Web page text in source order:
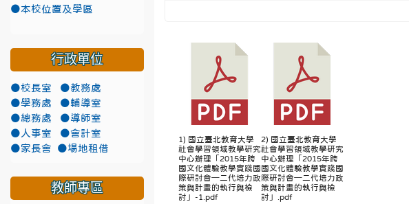
1) 國立臺北教育大學
社會學習領域教學研究
中心辦理「2015年跨
國文化體驗教學實踐國
際研討會─二代培力政
策與計畫的執行與檢
討」-1.pdf
2) 國立臺北教育大學
社會學習領域教學研究
中心辦理「2015年跨
國文化體驗教學實踐國
際研討會─二代培力政
策與計畫的執行與檢
討」.pdf
●本校位置及學區
行政單位
●校長室
●教務處
●學務處
●輔導室
●總務處
●導師室
●人事室
●會計室
●家長會
●場地租借
教師專區